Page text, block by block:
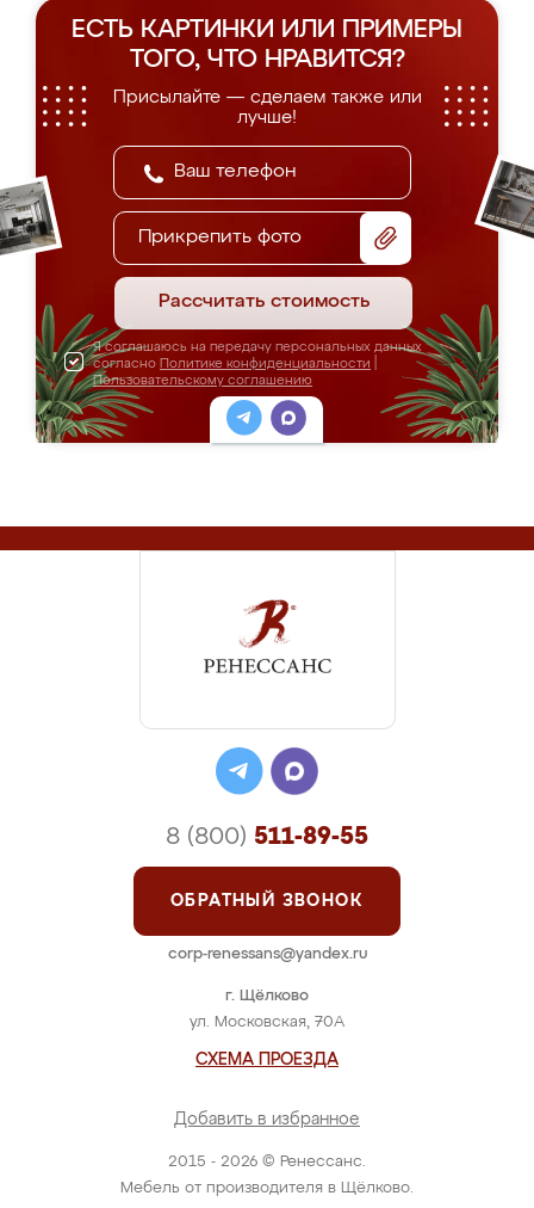
ЕСТЬ КАРТИНКИ ИЛИ ПРИМЕРЫ
ТОГО, ЧТО НРАВИТСЯ?
Присылайте — сделаем также или
лучше!
Прикрепить фото
Рассчитать стоимость
Я соглашаюсь на передачу персональных данных
согласно Политике конфиденциальности
Пользовательскому соглашению
2015 - 2026 © Ренессанс.
Мебель от производителя в Щёлково.
г. Щёлково
ул. Московская, 70А
СХЕМА ПРОЕЗДА
Добавить в избранное
8 (800) 511-89-55
ОБРАТНЫЙ ЗВОНОК
corp-renessans@yandex.ru